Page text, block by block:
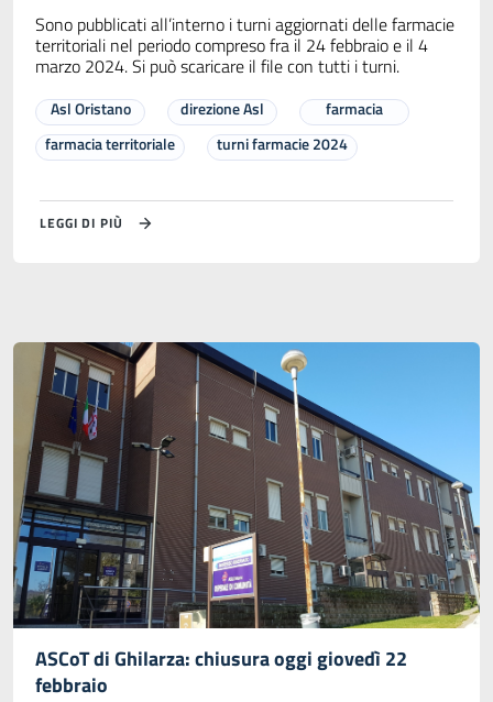
Sono pubblicati all’interno i turni aggiornati delle farmacie
territoriali nel periodo compreso fra il 24 febbraio e il 4
marzo 2024. Si può scaricare il file con tutti i turni.
Asl Oristano direzione Asl
farmacia
farmacia territoriale
turni farmacie 2024
LEGGI DI PIÙ
ASCoT di Ghilarza: chiusura oggi giovedì 22
febbraio